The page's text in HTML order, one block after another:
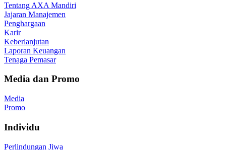
Tentang AXA Mandiri
Jajaran Manajemen
Penghargaan
Karir
Keberlanjutan
Laporan Keuangan
Tenaga Pemasar
Media dan Promo
Media
Promo
Individu
Perlindungan Jiwa